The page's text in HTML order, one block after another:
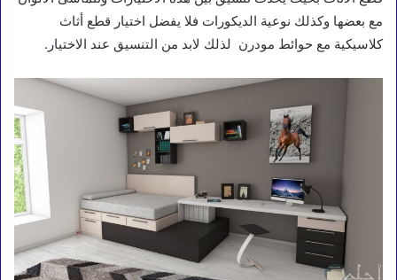
مع بعضها وكذلك نوعية الديكورات فلا يفضل اختيار قطع أثاث
كلاسيكية مع حوائط مودرن لذلك لابد من التنسيق عند الاختيار.